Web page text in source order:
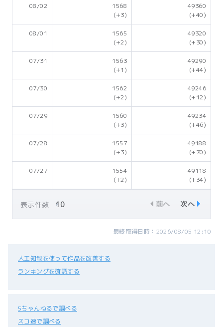
08/02
1568
(+3)
49360
(+40)
08/01
1565
(+2)
49320
(+30)
07/31
1563
(+1)
49290
(+44)
07/30
1562
(+2)
49246
(+12)
07/29
1560
(+3)
49234
(+46)
07/28
1557
(+3)
49188
(+70)
07/27
1554
(+2)
49118
(+34)
表示件数 前へ 次へ
最終取得日時：2026/08/05 12:10
人工知能を使って作品を改善する
ランキングを確認する
5ちゃんねるで調べる
スコ速で調べる